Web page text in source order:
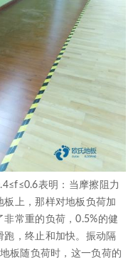
表明：当摩擦阻力
上，那样对地板负荷加
常重的负荷，0.5%的健
，终止和加快。振动隔
板随负荷时，这一负荷的